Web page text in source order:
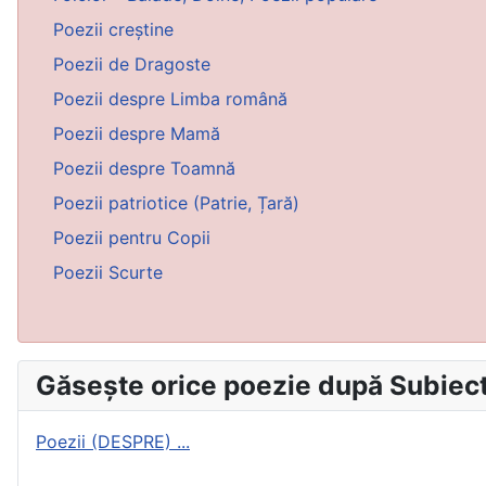
Poezii creștine
Poezii de Dragoste
Poezii despre Limba română
Poezii despre Mamă
Poezii despre Toamnă
Poezii patriotice (Patrie, Țară)
Poezii pentru Copii
Poezii Scurte
Găsește orice poezie după
Poezii (DESPRE) ...